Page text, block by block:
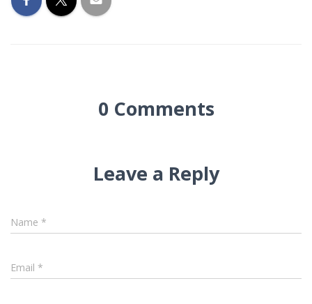
0 Comments
Leave a Reply
Name *
Email *